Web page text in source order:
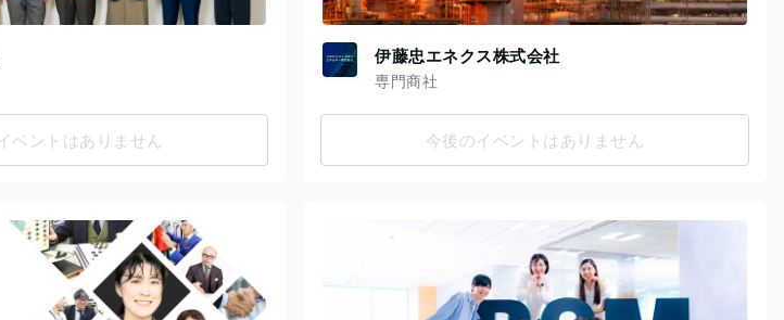
ベントはありません
伊藤忠エネクス株式会社
専門商社
今後のイベントはありません